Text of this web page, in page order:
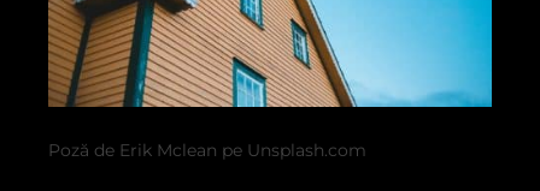
Poză de Erik Mclean pe Unsplash.com